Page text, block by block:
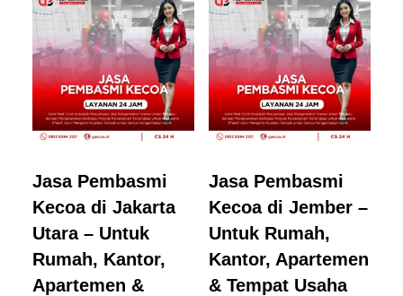
Jasa Pembasmi
Kecoa di Jakarta
Utara – Untuk
Rumah, Kantor,
Apartemen &
Jasa Pembasmi
Kecoa di Jember –
Untuk Rumah,
Kantor, Apartemen
& Tempat Usaha